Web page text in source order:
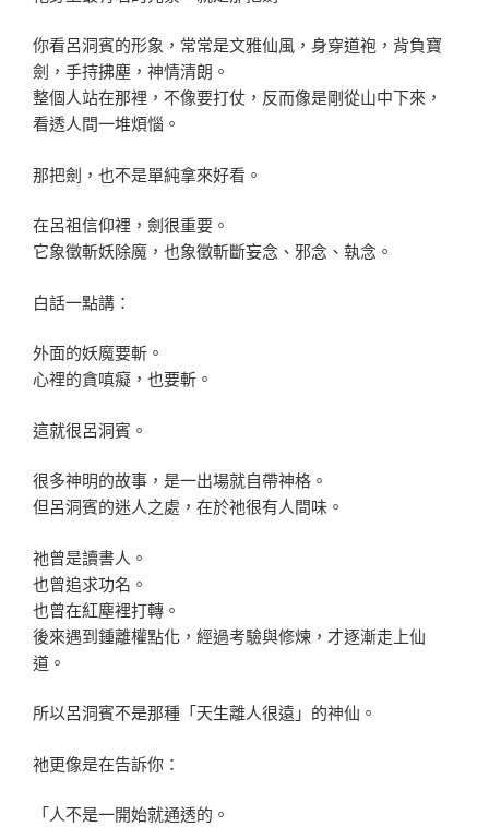
你看呂洞賓的形象，常常是文雅仙風，身穿道袍，背負寶
劍，手持拂塵，神情清朗。
整個人站在那裡，不像要打仗，反而像是剛從山中下來，
看透人間一堆煩惱。
那把劍，也不是單純拿來好看。
在呂祖信仰裡，劍很重要。
它象徵斬妖除魔，也象徵斬斷妄念、邪念、執念。
白話一點講：
外面的妖魔要斬。
心裡的貪嗔癡，也要斬。
這就很呂洞賓。
很多神明的故事，是一出場就自帶神格。
但呂洞賓的迷人之處，在於祂很有人間味。
祂曾是讀書人。
也曾追求功名。
也曾在紅塵裡打轉。
後來遇到鍾離權點化，經過考驗與修煉，才逐漸走上仙
道。
所以呂洞賓不是那種「天生離人很遠」的神仙。
祂更像是在告訴你：
「人不是一開始就通透的。